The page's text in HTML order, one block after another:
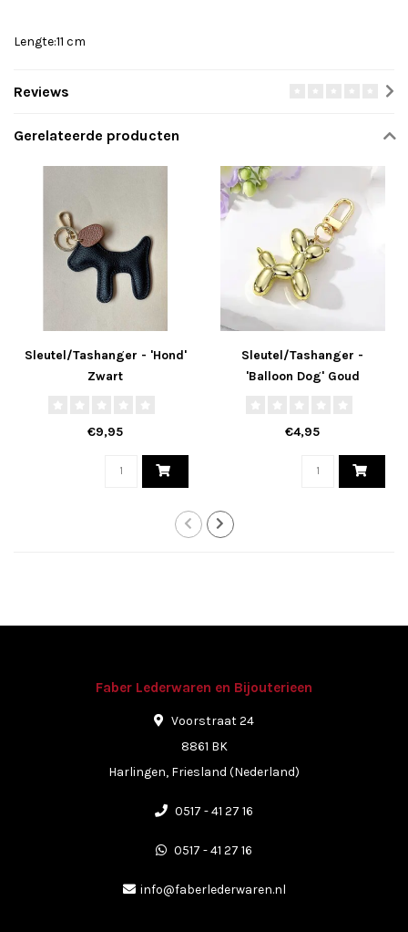
Lengte:11 cm
Reviews
Gerelateerde producten
Sleutel/Tashanger - 'Hond'
Zwart
€9,95
Sleutel/Tashanger -
'Balloon Dog' Goud
€4,95
Faber Lederwaren en Bijouterieen
Voorstraat 24
8861 BK
Harlingen, Friesland (Nederland)
0517 - 41 27 16
0517 - 41 27 16
info@faberlederwaren.nl